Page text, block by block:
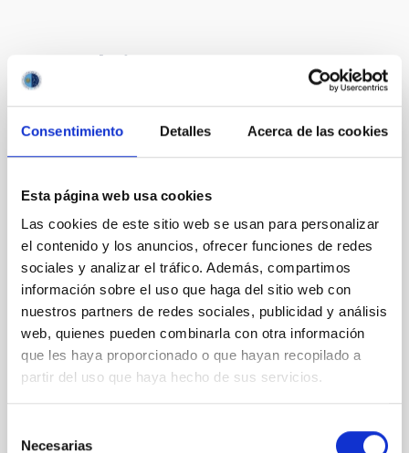
Consentimiento Detalles Acerca de las cookies
Esta página web usa cookies
Las cookies de este sitio web se usan para personalizar
el contenido y los anuncios, ofrecer funciones de redes
sociales y analizar el tráfico. Además, compartimos
información sobre el uso que haga del sitio web con
nuestros partners de redes sociales, publicidad y análisis
web, quienes pueden combinarla con otra información
que les haya proporcionado o que hayan recopilado a
partir del uso que haya hecho de sus servicios.
Necesarias
Te puede interesar
CON ÁRBITRO
The impact of star formation histories on
the inner dark matter density slopes of
galaxies
Aims. We aim to investigate the connection between
matter density profiles of simulated galaxies. In
particular, we tested whether the burstiness and
temporal distribution of star formation influence the
formation of cored versus cuspy dark matter profiles.
Methods. We homogeneously analysed